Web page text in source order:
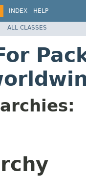
INDEX HELP
ALL CLASSES